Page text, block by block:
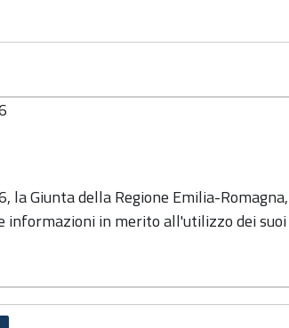
la Giunta della Regione Emilia-Romagna,
in merito all'utilizzo dei suoi
trattamento